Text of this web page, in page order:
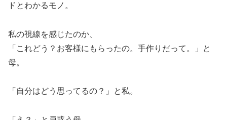
ドとわかるモノ。
私の視線を感じたのか、
「これどう？お客様にもらったの。手作りだって。」と
母。
「自分はどう思ってるの？」と私。